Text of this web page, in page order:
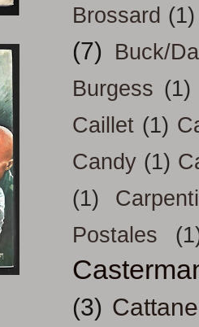
Brossard (1)
(7)
Buck/
Burgess (1)
Caillet (1)
Candy (1)
(1)
Postales
(3)